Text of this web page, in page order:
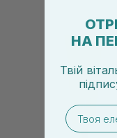
НА
Твій
email